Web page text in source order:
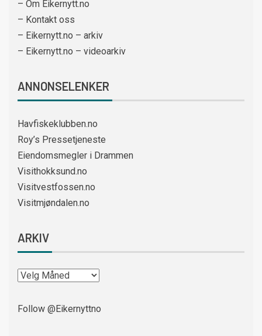
– Om Eikernytt.no
– Kontakt oss
– Eikernytt.no – arkiv
– Eikernytt.no – videoarkiv
ANNONSELENKER
Havfiskeklubben.no
Roy’s Pressetjeneste
Eiendomsmegler i Drammen
Visithokksund.no
Visitvestfossen.no
Visitmjøndalen.no
ARKIV
Follow @Eikernyttno